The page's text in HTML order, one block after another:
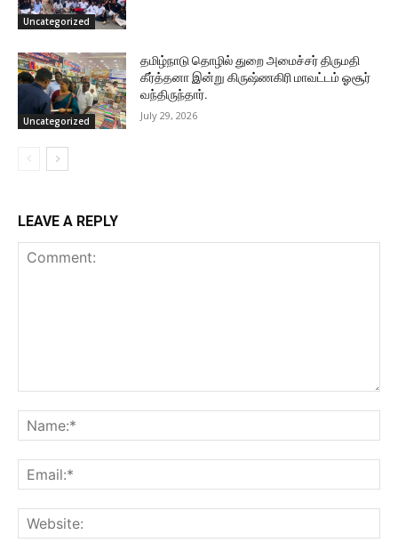
Uncategorized
Uncategorized
தமிழ்நாடு தொழில் துறை அமைச்சர் திருமதி
கீர்த்தனா இன்று கிருஷ்ணகிரி மாவட்டம் ஓசூர்
வந்திருந்தார்.
July 29, 2026
LEAVE A REPLY